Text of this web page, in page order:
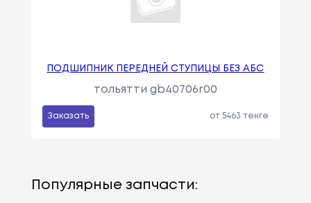
ПОДШИПНИК ПЕРЕДНЕЙ СТУПИЦЫ БЕЗ АБС
тольятти gb40706r00
Заказать от 5463 тенге
Популярные запчасти: